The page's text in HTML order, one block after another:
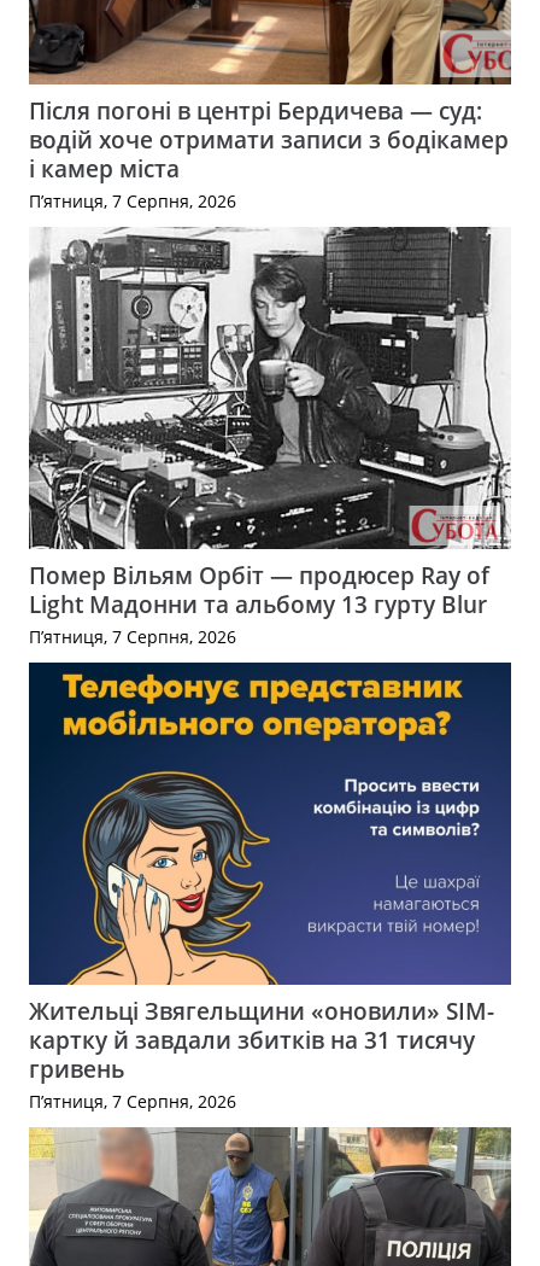
Після погоні в центрі Бердичева — суд:
водій хоче отримати записи з бодікамер
і камер міста
П’ятниця, 7 Серпня, 2026
Помер Вільям Орбіт — продюсер Ray of
Light Мадонни та альбому 13 гурту Blur
П’ятниця, 7 Серпня, 2026
Жительці Звягельщини «оновили» SIM-
картку й завдали збитків на 31 тисячу
гривень
П’ятниця, 7 Серпня, 2026